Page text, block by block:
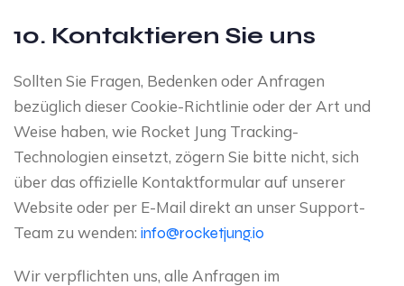
10. Kontaktieren Sie uns
Sollten Sie Fragen, Bedenken oder Anfragen
bezüglich dieser Cookie-Richtlinie oder der Art und
Weise haben, wie Rocket Jung Tracking-
Technologien einsetzt, zögern Sie bitte nicht, sich
über das offizielle Kontaktformular auf unserer
Website oder per E-Mail direkt an unser Support-
Team zu wenden: info@rocketjung.io
Wir verpflichten uns, alle Anfragen im